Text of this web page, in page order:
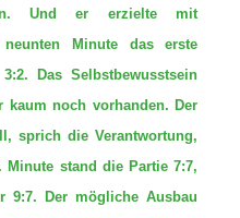
Und er erzielte mit
Minute das erste
Das Selbstbewusstsein
kaum noch vorhanden. Der
sprich die Verantwortung,
stand die Partie 7:7,
9:7. Der mögliche Ausbau